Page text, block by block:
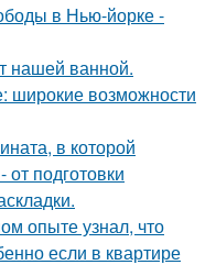
в Нью-йорке -
нашей ванной.
широкие возможности
в которой
подготовки
опыте узнал, что
если в квартире